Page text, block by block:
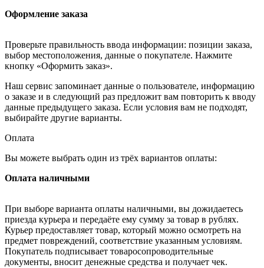
Оформление заказа
Проверьте правильность ввода информации: позиции заказа,
выбор местоположения, данные о покупателе. Нажмите
кнопку «Оформить заказ».
Наш сервис запоминает данные о пользователе, информацию
о заказе и в следующий раз предложит вам повторить к вводу
данные предыдущего заказа. Если условия вам не подходят,
выбирайте другие варианты.
Оплата
Вы можете выбрать один из трёх вариантов оплаты:
Оплата наличными
При выборе варианта оплаты наличными, вы дожидаетесь
приезда курьера и передаёте ему сумму за товар в рублях.
Курьер предоставляет товар, который можно осмотреть на
предмет повреждений, соответствие указанным условиям.
Покупатель подписывает товаросопроводительные
документы, вносит денежные средства и получает чек.